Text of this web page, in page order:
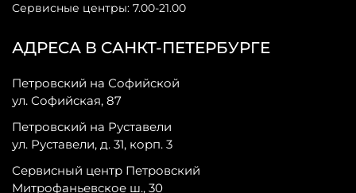
АДРЕСА В САНКТ-ПЕТЕРБУРГЕ
Петровский на Софийской
ул. Софийская, 87
Петровский на Руставели
ул. Руставели, д. 31, корп. 3
Сервисный центр Петровский
Митрофаньевское ш., 30
Сервисные центры: 7.00-21.00